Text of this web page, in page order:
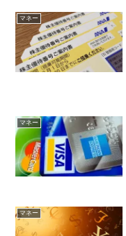
マネー
マネー
マネー